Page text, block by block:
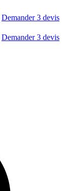
Demander 3 devis
Demander 3 devis